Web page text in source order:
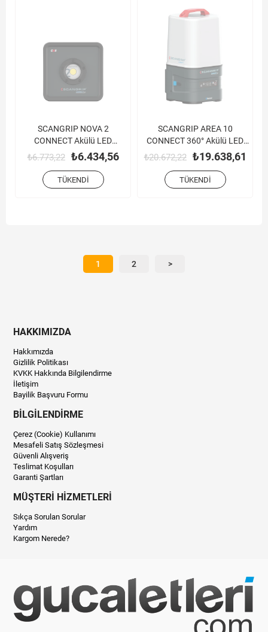
SCANGRIP NOVA 2
CONNECT Akülü LED
Çalışma Lambası (2000
₺6.434,56
₺6.773,22
TÜKENDI
SCANGRIP AREA 10
CONNECT 360° Akülü LED
Çalışma Lambası (10000
₺19.638,61
₺20.672,22
TÜKENDI
1 2 >
HAKKIMIZDA
Hakkımızda
Gizlilik Politikası
KVKK Hakkında Bilgilendirme
İletişim
Bayilik Başvuru Formu
BİLGİLENDİRME
Çerez (Cookie) Kullanımı
Mesafeli Satış Sözleşmesi
Güvenli Alışveriş
Teslimat Koşulları
Garanti Şartları
MÜŞTERİ HİZMETLERİ
Sıkça Sorulan Sorular
Yardım
Kargom Nerede?